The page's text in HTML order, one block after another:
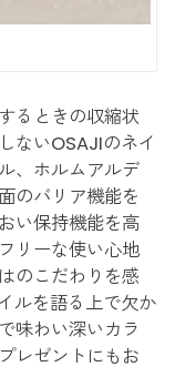
るときの収縮状
ないOSAJIのネイ
、ホルムアルデ
のバリア機能を
い保持機能を高
リーな使い心地
のこだわりを感
ルを語る上で欠か
味わい深いカラ
レゼントにもお